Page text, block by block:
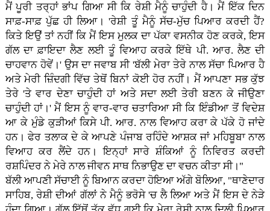
ਮੈਂ ਪੂਰੀ ਤਰ੍ਹਾਂ ਭਾਂਪ ਗਿਆ ਸੀ ਕਿ ਰੇਸ਼ੀ ਮੈਨੂੰ ਚਾਹੁੰਦੀ ਹੈ। ਮੈਂ ਇੱਕ ਦਿਨ
ਸਾਫ਼-ਸਾਫ਼ ਪੁੱਛ ਹੀ ਲਿਆ। 'ਰੇਸ਼ੀ ਤੂੰ ਮੈਨੂੰ ਸੱਚ-ਮੁੱਚ ਪਿਆਰ ਕਰਦੀ ਹੈਂ?
ਕਿਤੇ ਇਉਂ ਤਾਂ ਨਹੀਂ ਕਿ ਮੈਂ ਇਸ ਮੁਲਕ ਦਾ ਪੱਕਾ ਵਸਨੀਕ ਹੋਣ ਕਰਕੇ, ਇਸ
ਗੱਲ ਦਾ ਫ਼ਾਇਦਾ ਲੈਣ ਲਈ ਤੂੰ ਵਿਆਹ ਕਰਕੇ ਇੱਥੇ ਪੀ. ਆਰ. ਲੈਣ ਦੀ
ਚਾਹਵਾਨ ਹੋਵੇਂ।' ਉਸ ਦਾ ਜਵਾਬ ਸੀ 'ਬੱਲੀ ਮੇਰਾ ਤੇਰੇ ਨਾਲ ਸੱਚਾ ਪਿਆਰ ਹੈ
ਅਤੇ ਮੇਰੀ ਜ਼ਿੰਦਗੀ ਵਿੱਚ ਤੇਥੋਂ ਬਿਨਾਂ ਕੋਈ ਹੋਰ ਨਹੀਂ। ਮੈਂ ਆਪਣਾ ਸਭ ਕੁੱਝ
ਤੇਰੇ 'ਤੇ ਵਾਰ ਦੇਣਾ ਚਾਹੁੰਦੀ ਹਾਂ ਅਤੇ ਸਦਾ ਲਈ ਤੇਰੀ ਬਣਨ ਕੇ ਜੀਉਣਾ
ਚਾਹੁੰਦੀ ਹਾਂ।' ਮੈਂ ਇਸ ਨੂੰ ਵਾਰ-ਵਾਰ ਚਤਾਰਿਆ ਸੀ ਕਿ ਇੰਡੀਆ ਤੋਂ ਵਿਦੇਸ਼
ਆ ਕੇ ਮੁੰਡੇ ਕੁੜੀਆਂ ਕਿਸੇ ਪੀ. ਆਰ. ਨਾਲ ਵਿਆਹ ਕਰਾ ਕੇ ਪੱਕੇ ਹੋ ਜਾਂਦੇ
ਹਨ। ਫੇਰ ਤਲਾਕ ਦੇ ਕੇ ਆਪਣੇ ਪੰਜਾਬ ਰਹਿੰਦੇ ਆਸ਼ਕ ਜਾਂ ਮਹਿਬੂਬਾ ਨਾਲ
ਵਿਆਹ ਕਰ ਲੈਂਦੇ ਹਨ। ਇਨ੍ਹਾਂ ਸਾਰੇ ਸ਼ੰਕਿਆਂ ਨੂੰ ਨਿਵਿਰਤ ਕਰਦੀ
ਰਸ਼ਪਿੰਦਰ ਨੇ ਮੇਰੇ ਨਾਲ ਜੀਵਨ ਸਾਥ ਨਿਭਾਉਣ ਦਾ ਵਚਨ ਕੀਤਾ ਸੀ।"
ਬੱਲੀ ਆਪਣੀ ਸੱਚਾਈ ਨੂੰ ਬਿਆਨ ਕਰਦਾ ਹੋਇਆ ਅੱਗੇ ਬੋਲਿਆ, "ਥਾਣੇਦਾਰ
ਸਾਹਿਬ, ਰੇਸ਼ੀ ਦੀਆਂ ਗੱਲਾਂ ਨੇ ਮੈਨੂੰ ਭਰੋਸੇ 'ਚ ਲੈ ਲਿਆ ਅਤੇ ਮੈਂ ਇਸ ਦੇ ਨੇੜੇ